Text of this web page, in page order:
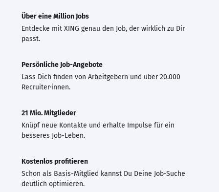
Über eine Million Jobs
Entdecke mit XING genau den Job, der wirklich zu Dir
passt.
Persönliche Job-Angebote
Lass Dich finden von Arbeitgebern und über 20.000
Recruiter·innen.
21 Mio. Mitglieder
Knüpf neue Kontakte und erhalte Impulse für ein
besseres Job-Leben.
Kostenlos profitieren
Schon als Basis-Mitglied kannst Du Deine Job-Suche
deutlich optimieren.